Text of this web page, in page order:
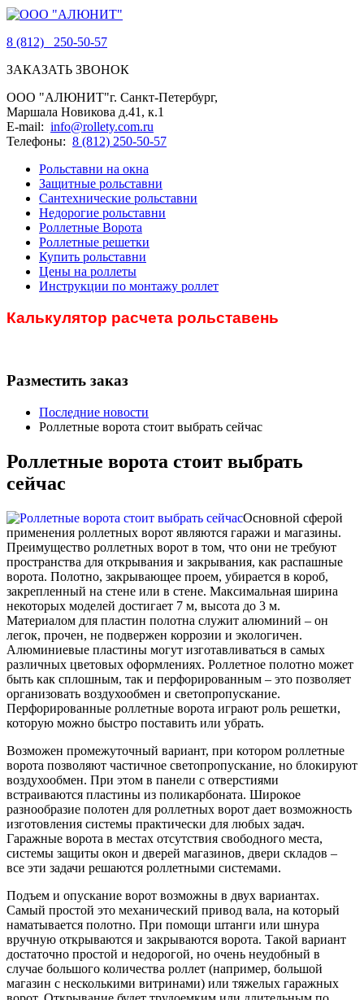
8 (812)
250-50-57
ЗАКАЗАТЬ ЗВОНОК
ООО "АЛЮНИТ"г. Санкт-Петербург,
Маршала Новикова д.41, к.1
E-mail: info@rollety.com.ru
Телефоны: 8 (812) 250-50-57
Рольставни на окна
Защитные рольставни
Сантехнические рольставни
Недорогие рольставни
Роллетные Ворота
Роллетные решетки
Купить рольставни
Цены на роллеты
Инструкции по монтажу роллет
Калькулятор расчета рольставень
Разместить заказ
Последние новости
Роллетные ворота стоит выбрать сейчас
Роллетные ворота стоит выбрать
сейчас
Основной сферой
применения роллетных ворот являются гаражи и магазины.
Преимущество роллетных ворот в том, что они не требуют
пространства для открывания и закрывания, как распашные
ворота. Полотно, закрывающее проем, убирается в короб,
закрепленный на стене или в стене. Максимальная ширина
некоторых моделей достигает 7 м, высота до 3 м.
Материалом для пластин полотна служит алюминий – он
легок, прочен, не подвержен коррозии и экологичен.
Алюминиевые пластины могут изготавливаться в самых
различных цветовых оформлениях. Роллетное полотно может
быть как сплошным, так и перфорированным – это позволяет
организовать воздухообмен и светопропускание.
Перфорированные роллетные ворота играют роль решетки,
которую можно быстро поставить или убрать.
Возможен промежуточный вариант, при котором роллетные
ворота позволяют частичное светопропускание, но блокируют
воздухообмен. При этом в панели с отверстиями
встраиваются пластины из поликарбоната. Широкое
разнообразие полотен для роллетных ворот дает возможность
изготовления системы практически для любых задач.
Гаражные ворота в местах отсутствия свободного места,
системы защиты окон и дверей магазинов, двери складов –
все эти задачи решаются роллетными системами.
Подъем и опускание ворот возможны в двух вариантах.
Самый простой это механический привод вала, на который
наматывается полотно. При помощи штанги или шнура
вручную открываются и закрываются ворота. Такой вариант
достаточно простой и недорогой, но очень неудобный в
случае большого количества роллет (например, большой
магазин с несколькими витринами) или тяжелых гаражных